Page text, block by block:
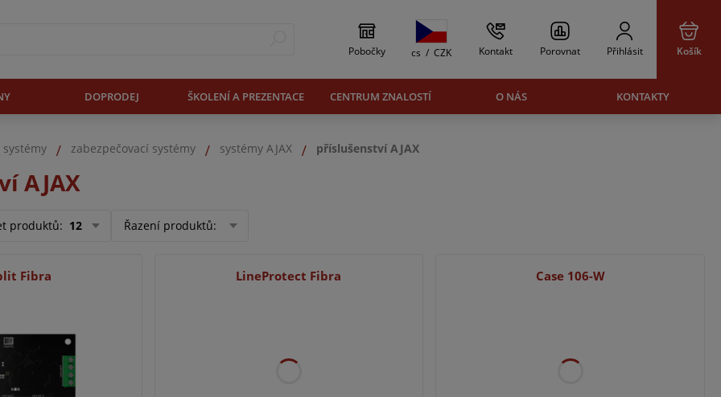
Pobočky cs / CZK Kontakt Porovnat Přihlásit Košík
DOPRODEJ ŠKOLENÍ A PREZENTACE CENTRUM ZNALOSTÍ O NÁS KONTAKTY
systémy zabezpečovací systémy systémy AJAX příslušenství AJAX
AJAX
produktů: 12 Řazení produktů:
Fibra LineProtect Fibra Case 106-W